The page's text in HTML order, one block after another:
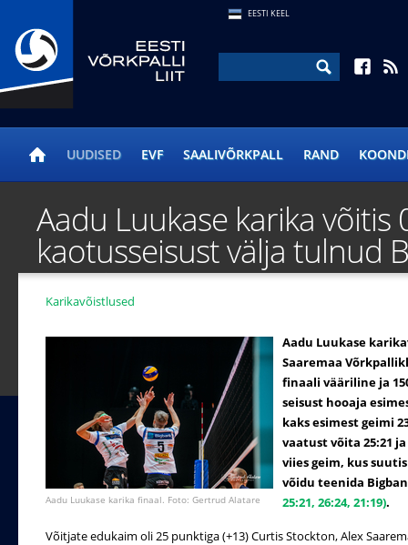
EESTI KEEL
UUDISED EVF SAALIVÕRKPALL RAND
Karikavõistlused
Aadu Luukase karika finaal. Foto: Gertrud Alatare
Aadu Luukase
Saaremaa
finaali vääriline ja
seisust hooaja
kaks esimest geimi
vaatust võita 25:21
viies geim, kus
võidu teenida
25:21, 26:24, 21:19).
Võitjate edukaim oli 25 punktiga (+13) Curtis Stockton, Alex
Aadu Luukase karika võitis
kaotusseisust välja tulnud
Avaleht / Uudised